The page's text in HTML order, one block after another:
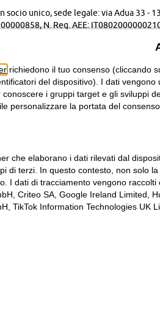
socio unico, sede legale: via Adua 33 -
N. Reg. AEE:
richiedono il tuo consenso (cliccando
del dispositivo). I dati
i gruppi target e gli sviluppi
personalizzare la portata del
che elaborano i dati rilevati dal
di terzi. In questo contesto, non solo
I dati di tracciamento vengono
Criteo SA, Google Ireland Limited,
TikTok Information Technologies